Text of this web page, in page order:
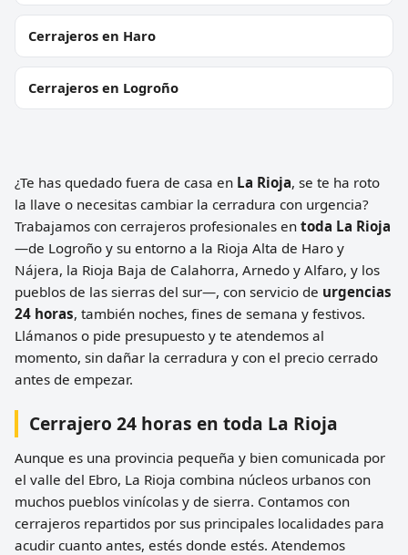
Cerrajeros en Haro
Cerrajeros en Logroño
¿Te has quedado fuera de casa en La Rioja, se te ha roto
la llave o necesitas cambiar la cerradura con urgencia?
Trabajamos con cerrajeros profesionales en toda La Rioja
—de Logroño y su entorno a la Rioja Alta de Haro y
Nájera, la Rioja Baja de Calahorra, Arnedo y Alfaro, y los
pueblos de las sierras del sur—, con servicio de urgencias
24 horas, también noches, fines de semana y festivos.
Llámanos o pide presupuesto y te atendemos al
momento, sin dañar la cerradura y con el precio cerrado
antes de empezar.
Cerrajero 24 horas en toda La Rioja
Aunque es una provincia pequeña y bien comunicada por
el valle del Ebro, La Rioja combina núcleos urbanos con
muchos pueblos vinícolas y de sierra. Contamos con
cerrajeros repartidos por sus principales localidades para
acudir cuanto antes, estés donde estés. Atendemos